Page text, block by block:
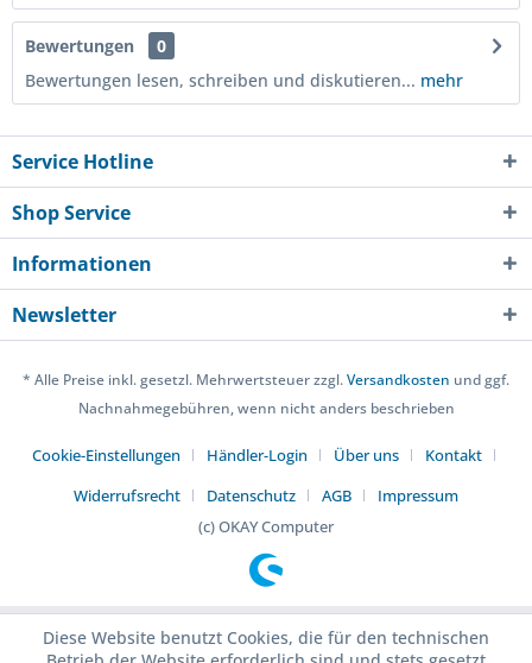
Bewertungen
0
Bewertungen lesen, schreiben und diskutieren... mehr
Service Hotline
Shop Service
Informationen
Newsletter
* Alle Preise inkl. gesetzl. Mehrwertsteuer zzgl.Versandkosten und ggf.
Nachnahmegebühren, wenn nicht anders beschrieben
Cookie-Einstellungen Händler-Login Über uns
Kontakt
Widerrufsrecht
Datenschutz AGB
Impressum
(c) OKAY Computer
Diese Website benutzt Cookies, die für den technischen